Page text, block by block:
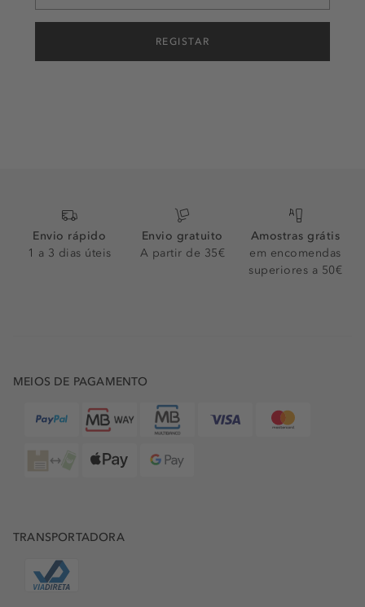
REGISTAR
Envio rápido
1 a 3 dias úteis
Envio gratuito
A partir de 35€
Amostras grátis
em encomendas
superiores a 50€
MEIOS DE PAGAMENTO
TRANSPORTADORA